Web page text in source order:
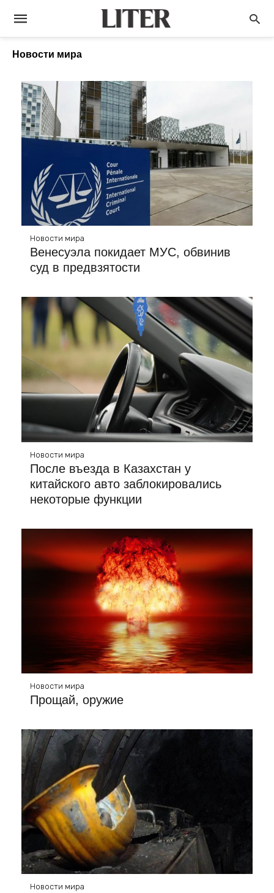
Новости мира
Новости мира
Венесуэла покидает МУС, обвинив
суд в предвзятости
Новости мира
После въезда в Казахстан у
китайского авто заблокировались
некоторые функции
Новости мира
Прощай, оружие
Новости мира